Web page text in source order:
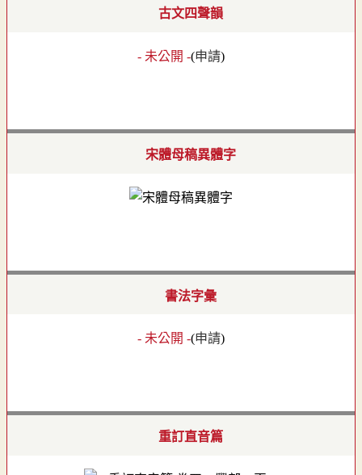
古文四聲韻
- 未公開 -(申請)
宋體母稿異體字
書法字彙
- 未公開 -(申請)
重訂直音篇